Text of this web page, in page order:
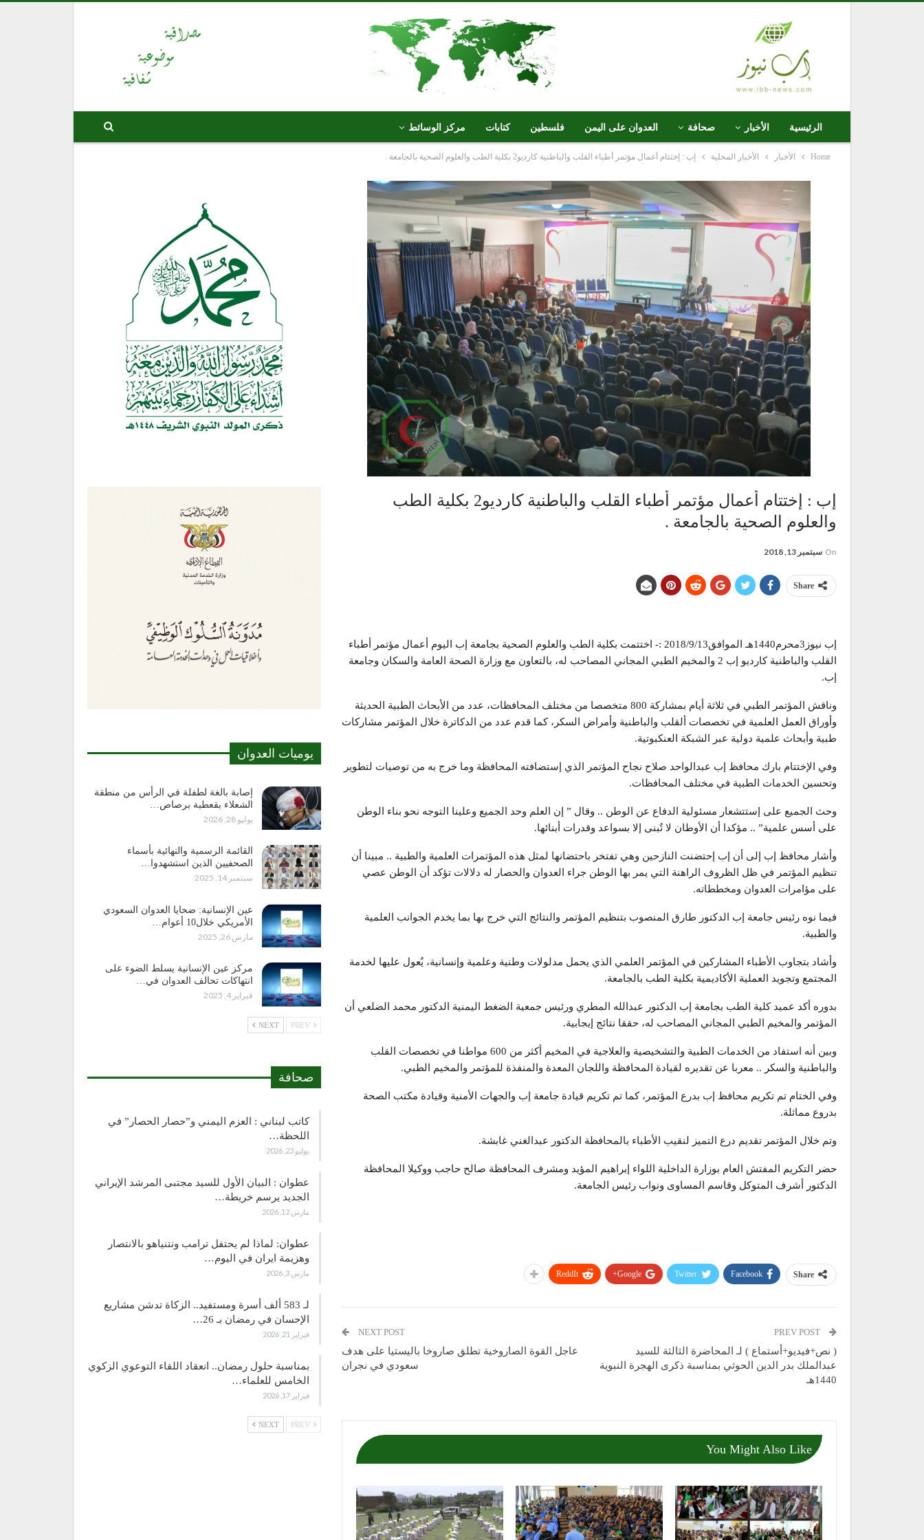
الرئيسية الأخبار صحافة العدوان على اليمن فلسطين كتابات مركز الوسائط
Home الأخبار الأخبار المحلية إب : إختتام أعمال مؤتمر أطباء القلب والباطنية كارديو2 بكلية الطب والعلوم الصحية بالجامعة .
إب : إختتام أعمال مؤتمر أطباء القلب والباطنية كارديو2 بكلية الطب
والعلوم الصحية بالجامعة .
On سبتمبر 13, 2018
Share
إب نيوز3محرم1440هـ الموافق2018/9/13 :- اختتمت بكلية الطب والعلوم الصحية بجامعة إب اليوم أعمال مؤتمر أطباء
القلب والباطنية كارديو إب 2 والمخيم الطبي المجاني المصاحب له، بالتعاون مع وزارة الصحة العامة والسكان وجامعة
إب.
وناقش المؤتمر الطبي في ثلاثة أيام بمشاركة 800 متخصصا من مختلف المحافظات، عدد من الأبحاث الطبية الحديثة
وأوراق العمل العلمية في تخصصات ألقلب والباطنية وأمراض السكر، كما قدم عدد من الدكاترة خلال المؤتمر مشاركات
طبية وأبحاث علمية دولية عبر الشبكة العنكبوتية.
وفي الإختتام بارك محافظ إب عبدالواحد صلاح نجاح المؤتمر الذي إستضافته المحافظة وما خرج به من توصيات لتطوير
وتحسين الخدمات الطبية في مختلف المحافظات.
وحث الجميع على إستتشعار مسئولية الدفاع عن الوطن .. وقال ” إن العلم وحد الجميع وعلينا التوجه نحو بناء الوطن
على أسس علمية” .. مؤكدا أن الأوطان لا تٌبنى إلا بسواعد وقدرات أبنائها.
وأشار محافظ إب إلى أن إب إحتضنت النازحين وهي تفتخر باحتضانها لمثل هذه المؤتمرات العلمية والطبية .. مبينا أن
تنظيم المؤتمر في ظل الظروف الراهنة التي يمر بها الوطن جراء العدوان والحصار له دلالات تؤكد أن الوطن عصي
على مؤامرات العدوان ومخططاته.
فيما نوه رئيس جامعة إب الدكتور طارق المنصوب بتنظيم المؤتمر والنتائج التي خرج بها بما يخدم الجوانب العلمية
والطبية.
وأشاد بتجاوب الأطباء المشاركين في المؤتمر العلمي الذي يحمل مدلولات وطنية وعلمية وإنسانية، يٌعول عليها لخدمة
المجتمع وتجويد العملية الأكاديمية بكلية الطب بالجامعة.
بدوره أكد عميد كلية الطب بجامعة إب الدكتور عبدالله المطري ورئيس جمعية الضغط اليمنية الدكتور محمد الضلعي أن
المؤتمر والمخيم الطبي المجاني المصاحب له، حققا نتائج إيجابية.
وبين أنه استفاد من الخدمات الطبية والتشخيصية والعلاجية في المخيم أكثر من 600 مواطنا في تخصصات القلب
والباطنية والسكر .. معربا عن تقديره لقيادة المحافظة واللجان المعدة والمنفذة للمؤتمر والمخيم الطبي.
وفي الختام تم تكريم محافظ إب بدرع المؤتمر، كما تم تكريم قيادة جامعة إب والجهات الأمنية وقيادة مكتب الصحة
بدروع مماثلة.
وتم خلال المؤتمر تقديم درع التميز لنقيب الأطباء بالمحافظة الدكتور عبدالغني غابشة.
حضر التكريم المفتش العام بوزارة الداخلية اللواء إبراهيم المؤيد ومشرف المحافظة صالح حاجب ووكيلا المحافظة
الدكتور أشرف المتوكل وقاسم المساوى ونواب رئيس الجامعة.
Share
Facebook
Twitter
Google+
ReddIt
( نص+فيديو+أستماع ) لـ المحاضرة الثالثة للسيد
عبدالملك بدر الدين الحوثي بمناسبة ذكرى الهجرة النبوية
1440هـ
NEXT POST
عاجل القوة الصاروخية تطلق صاروخا باليستيا على هدف
سعودي في نجران
You Might Also Like
يوميات العدوان
إصابة بالغة لطفلة في الرأس من منطقة
الشعلاء بقعطبة برصاص…
يوليو 28, 2026
القائمة الرسمية والنهائية بأسماء
الصحفيين الذين استشهدوا…
سبتمبر 14, 2025
عين الإنسانية: ضحايا العدوان السعودي
الأمريكي خلال10 أعوام…
مارس 26, 2025
مركز عين الإنسانية يسلط الضوء على
انتهاكات تحالف العدوان في…
فبراير 4, 2025
NEXT
صحافة
كاتب لبناني : العزم اليمني و”حصار الحصار” في
اللحظة…
يوليو 23, 2026
عطوان : البيان الأول للسيد مجتبى المرشد الإيراني
الجديد يرسم خريطة…
مارس 12, 2026
عطوان: لماذا لم يحتفل ترامب ونتنياهو بالانتصار
وهزيمة ايران في اليوم…
مارس 3, 2026
لـ 583 ألف أسرة ومستفيد.. الزكاة تدشن مشاريع
الإحسان في رمضان بـ 26…
فبراير 21, 2026
بمناسبة حلول رمضان.. انعقاد اللقاء التوعوي الزكوي
الخامس للعلماء…
فبراير 17, 2026
NEXT